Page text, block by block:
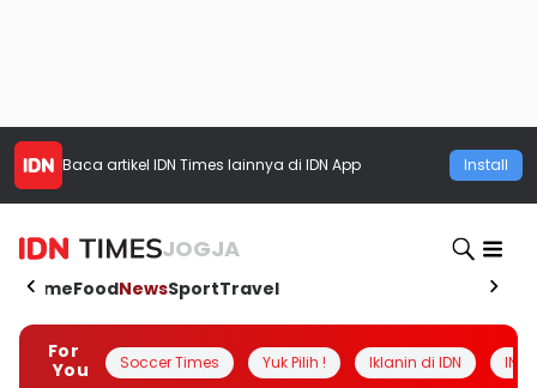
Baca artikel IDN Times lainnya di IDN App Install
JOGJA
HomeFoodNewsSportTravel
For
You
Soccer Times Yuk Pilih ! Iklanin di IDN